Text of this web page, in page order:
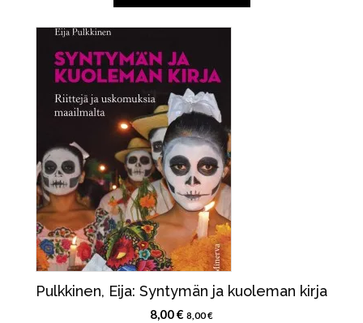
Pulkkinen, Eija: Syntymän ja kuoleman kirja
8,00€ 8,00€